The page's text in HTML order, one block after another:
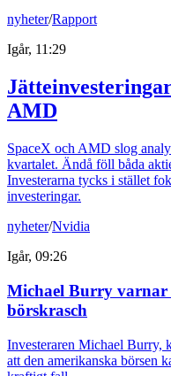
nyheter/Rapport
Igår, 11:29
AMD
SpaceX och AMD slog
kvartalet. Ändå föll båda
Investerarna tycks i stället
investeringar.
nyheter/Nvidia
Igår, 09:26
Michael Burry varnar
börskrasch
Investeraren Michael Burry,
att den amerikanska börsen